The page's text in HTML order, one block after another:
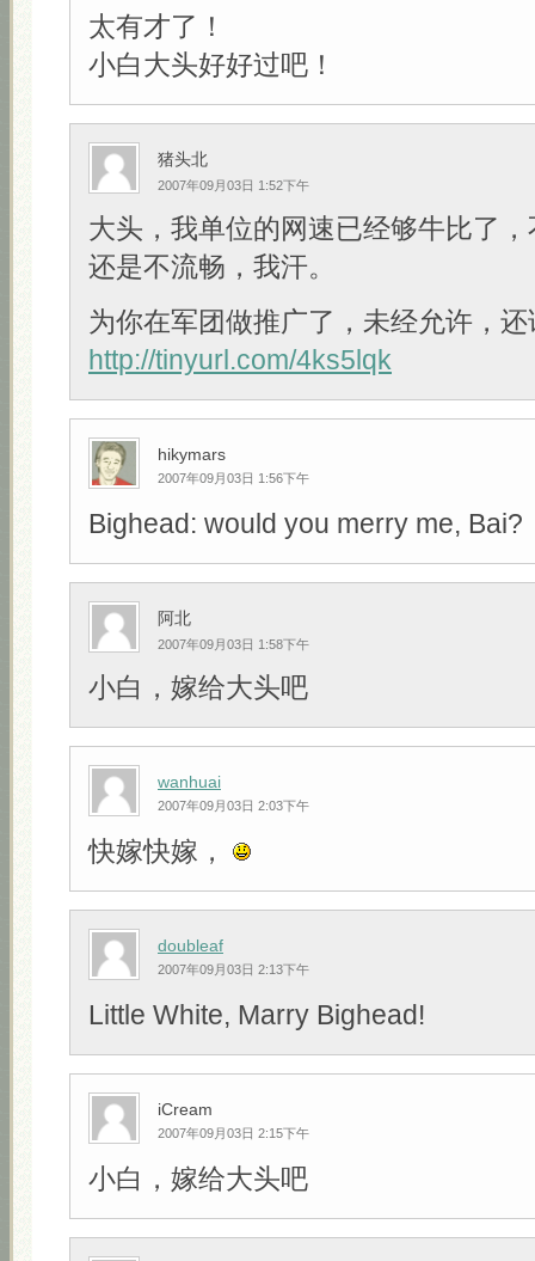
太有才了！
小白大头好好过吧！
猪头北
2007年09月03日 1:52下午
大头，我单位的网速已经够牛比了
还是不流畅，我汗。
为你在军团做推广了，未经允许，
http://tinyurl.com/4ks5lqk
hikymars
2007年09月03日 1:56下午
Bighead: would you merry me, Bai?
阿北
2007年09月03日 1:58下午
小白，嫁给大头吧
wanhuai
2007年09月03日 2:03下午
快嫁快嫁，
doubleaf
2007年09月03日 2:13下午
Little White, Marry Bighead!
iCream
2007年09月03日 2:15下午
小白，嫁给大头吧